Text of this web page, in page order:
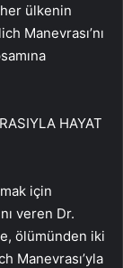
her ülkenin
Manevrası’nı
HAYAT
için
veren Dr.
ölümünden iki
Manevrası’yla